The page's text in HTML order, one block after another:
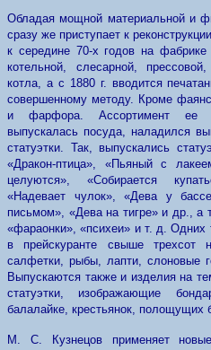
Обладая мощной материальной и
сразу же приступает к
к середине 70-х годов на
котельной, слесарной,
котла, а с 1880 г. вводится
совершенному методу. Кроме
и фарфора. Ассортимент ее
выпускалась посуда, наладился
статуэтки. Так, выпускались
«Дракон-птица», «Пьяный с
целуются», «Собирается
«Надевает чулок», «Дева у
письмом», «Дева на тигре» и др., а
«фараонки», «психеи» и т. д. Одних
в прейскуранте свыше трехсот
салфетки, рыбы, лапти, слоновые
Выпускаются также и изделия на
статуэтки, изображающие
балалайке, крестьянок, полощущих
М. С. Кузнецов применяет